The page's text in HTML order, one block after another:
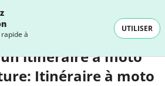
à
UTILISER
itinéraire à moto
Itinéraire à moto